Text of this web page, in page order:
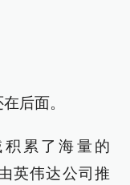
后面。
累了海量的
英伟达公司推